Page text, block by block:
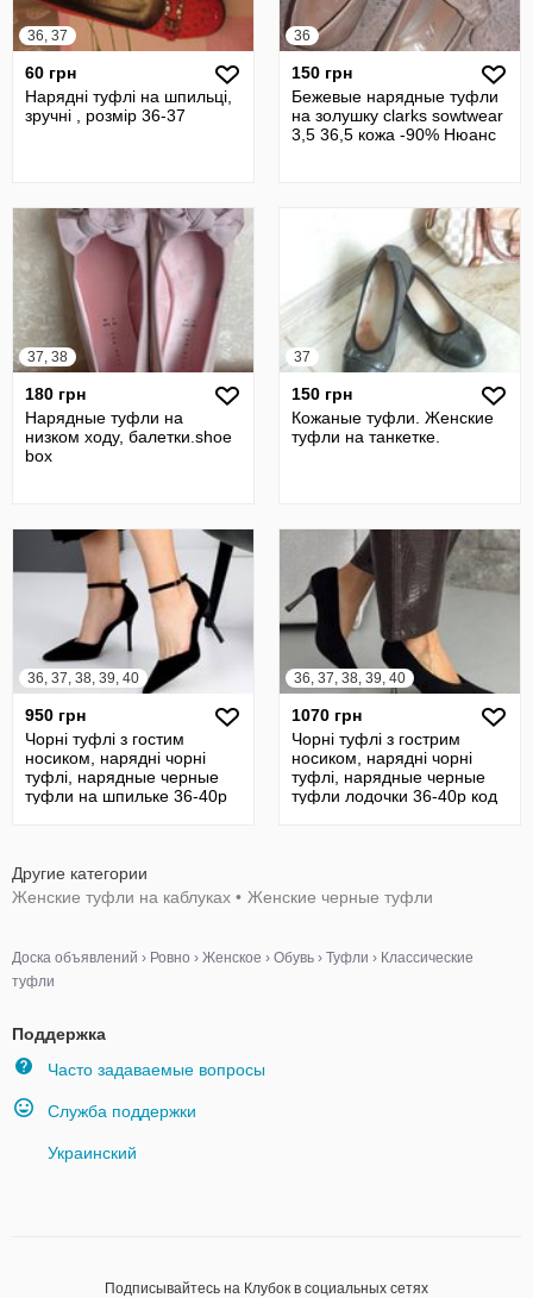
36, 37
60 грн
Нарядні туфлі на шпильці,
зручні , розмір 36-37
36
150 грн
Бежевые нарядные туфли
на золушку clarks sowtwear
3,5 36,5 кожа -90% Нюанс
37, 38
180 грн
Нарядные туфли на
низком ходу, балетки.shoe
box
37
150 грн
Кожаные туфли. Женские
туфли на танкетке.
36, 37, 38, 39, 40
950 грн
Чорні туфлі з гостим
носиком, нарядні чорні
туфлі, нарядные черные
туфли на шпильке 36-40р
36, 37, 38, 39, 40
1070 грн
Чорні туфлі з гострим
носиком, нарядні чорні
туфлі, нарядные черные
туфли лодочки 36-40р код
Другие категории
Женские туфли на каблуках • Женские черные туфли
Доска объявлений › Ровно › Женское › Обувь › Туфли › Классические
туфли
Поддержка
Часто задаваемые вопросы
Служба поддержки
Украинский
Подписывайтесь на Клубок в социальных сетях